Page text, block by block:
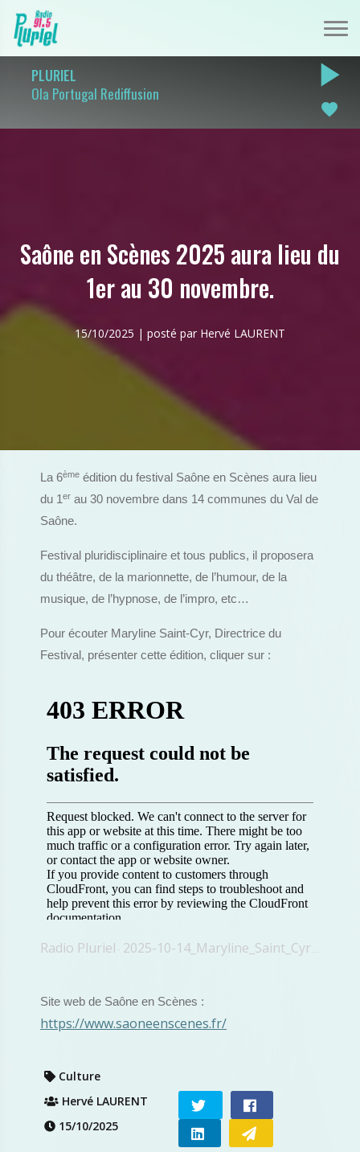
PLURIEL
Ola Portugal Rediffusion
play_arrow
favorite
Saône en Scènes 2025 aura lieu du
1er au 30 novembre.
15/10/2025 | posté par Hervé LAURENT
La 6ème édition du festival Saône en Scènes aura lieu
du 1 er au 30 novembre dans 14 communes du Val de
Saône.
Festival pluridisciplinaire et tous publics, il proposera
du théâtre, de la marionnette, de l’humour, de la
musique, de l’hypnose, de l’impro, etc…
Pour écouter Maryline Saint-Cyr, Directrice du
Festival, présenter cette édition, cliquer sur :
Radio Pluriel · 2025-10-14_Maryline_Saint_Cyr_Saône_en_Scènes
Site web de Saône en Scènes :
https://www.saoneenscenes.fr/
Culture
Hervé LAURENT
15/10/2025